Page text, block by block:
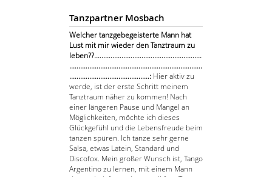
Tanzpartner Mosbach
Welcher tanzgebegeisterte Mann hat
Lust mit mir wieder den Tanztraum zu
leben??...........................................................
.........................................................................
............................................: Hier aktiv zu
werde, ist der erste Schritt meinem
Tanztraum näher zu kommen! Nach
einer längeren Pause und Mangel an
Möglichkeiten, möchte ich dieses
Glückgefühl und die Lebensfreude beim
tanzen spüren. Ich tanze sehr gerne
Salsa, etwas Latein, Standard und
Discofox. Mein großer Wunsch ist, Tango
Argentino zu lernen, mit einem Mann